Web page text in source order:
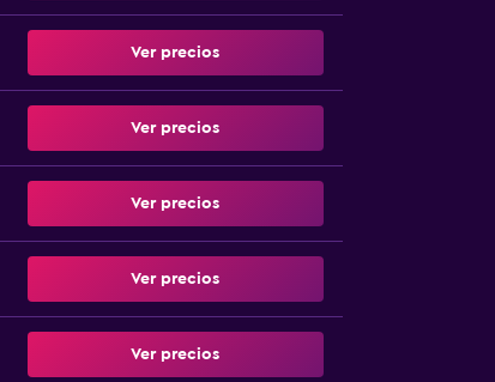
Ver precios
Ver precios
Ver precios
Ver precios
Ver precios